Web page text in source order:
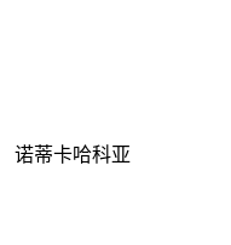
诺蒂卡哈科亚